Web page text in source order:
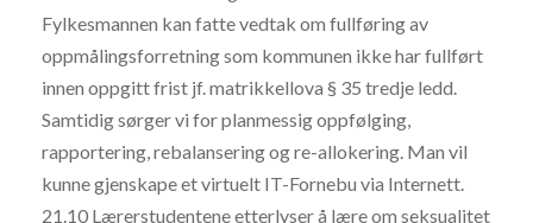
Fylkesmannen kan fatte vedtak om fullføring av
oppmålingsforretning som kommunen ikke har fullført
innen oppgitt frist jf. matrikkellova § 35 tredje ledd.
Samtidig sørger vi for planmessig oppfølging,
rapportering, rebalansering og re-allokering. Man vil
kunne gjenskape et virtuelt IT-Fornebu via Internett.
21.10 Lærerstudentene etterlyser å lære om seksualitet